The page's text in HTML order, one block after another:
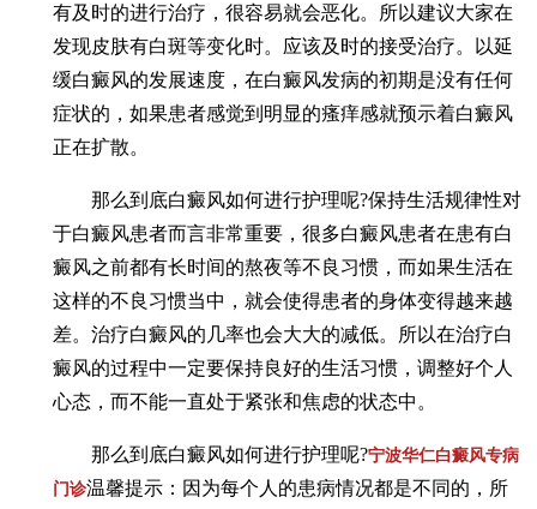
有及时的进行治疗，很容易就会恶化。所以建议大家在
发现皮肤有白斑等变化时。应该及时的接受治疗。以延
缓白癜风的发展速度，在白癜风发病的初期是没有任何
症状的，如果患者感觉到明显的瘙痒感就预示着白癜风
正在扩散。
那么到底白癜风如何进行护理呢?保持生活规律性对
于白癜风患者而言非常重要，很多白癜风患者在患有白
癜风之前都有长时间的熬夜等不良习惯，而如果生活在
这样的不良习惯当中，就会使得患者的身体变得越来越
差。治疗白癜风的几率也会大大的减低。所以在治疗白
癜风的过程中一定要保持良好的生活习惯，调整好个人
心态，而不能一直处于紧张和焦虑的状态中。
那么到底白癜风如何进行护理呢?宁波华仁白癜风专病
门诊温馨提示：因为每个人的患病情况都是不同的，所